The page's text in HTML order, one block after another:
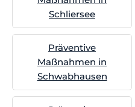
Schliersee
Präventive
Maßnahmen in
Schwabhausen